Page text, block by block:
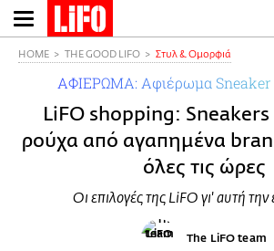
Παράκαμψη
προς
HOME THE GOOD LIFO Στυλ & Ομορφιά
ΑΦΙΕΡΩΜΑ: Αφιέρωμα Sneaker
LiFO shopping: Sneakers
ρούχα από αγαπημένα
όλες τις ώρες
Οι επιλογές της LiFO γι' αυτή
The LiFO team